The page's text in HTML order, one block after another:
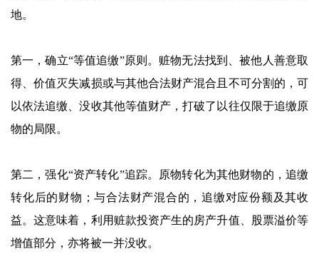
地。
第一，确立“等值追缴”原则。赃物无法找到、被他人善意取
得、价值灭失减损或与其他合法财产混合且不可分割的，可
以依法追缴、没收其他等值财产，打破了以往仅限于追缴原
物的局限。
第二，强化“资产转化”追踪。原物转化为其他财物的，追缴
转化后的财物；与合法财产混合的，追缴对应份额及其收
益。这意味着，利用赃款投资产生的房产升值、股票溢价等
增值部分，亦将被一并没收。